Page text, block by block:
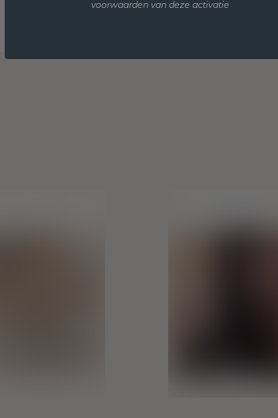
voorwaarden van deze activatie